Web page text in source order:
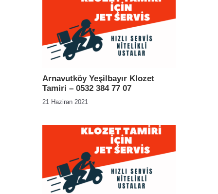
Arnavutköy Yeşilbayır Klozet
Tamiri – 0532 384 77 07
21 Haziran 2021